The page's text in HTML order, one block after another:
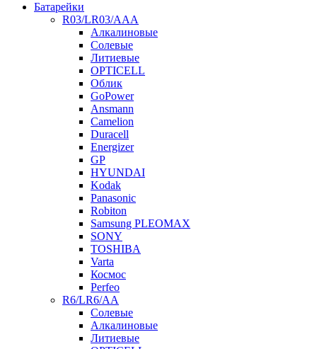
Батарейки
R03/LR03/AAA
Алкалиновые
Солевые
Литиевые
OPTICELL
Облик
GoPower
Ansmann
Camelion
Duracell
Energizer
GP
HYUNDAI
Kodak
Panasonic
Robiton
Samsung PLEOMAX
SONY
TOSHIBA
Varta
Космос
Perfeo
R6/LR6/AA
Солевые
Алкалиновые
Литиевые